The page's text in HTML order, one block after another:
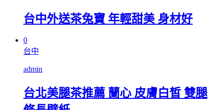
台中外送茶兔寶 年輕甜美 身材好
0
台中
admin
台北美腿茶推薦 蘭心 皮膚白皙 雙腿